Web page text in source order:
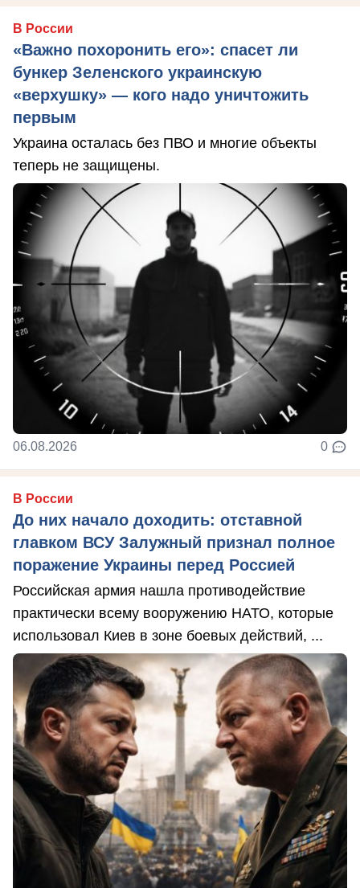
В России
«Важно похоронить его»: спасет ли
бункер Зеленского украинскую
«верхушку» — кого надо уничтожить
первым
Украина осталась без ПВО и многие объекты
теперь не защищены.
06.08.2026 0
В России
До них начало доходить: отставной
главком ВСУ Залужный признал полное
поражение Украины перед Россией
Российская армия нашла противодействие
практически всему вооружению НАТО, которые
использовал Киев в зоне боевых действий, ...